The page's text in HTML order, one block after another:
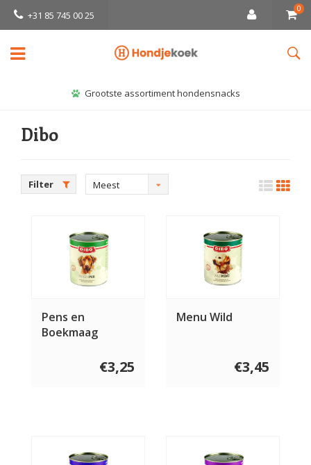
+31 85 745 00 25
0
Grootste assortiment hondensnacks
Dibo
Filter
Meest
Pens en
Boekmaag
€3,25
Menu Wild
€3,45